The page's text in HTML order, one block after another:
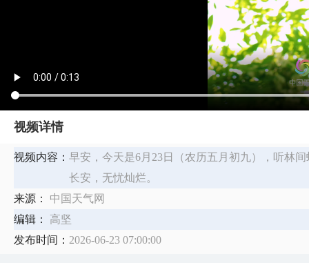
视频详情
视频内容： 早安，今天是6月23日（农历五月初九），听林
长安，无忧灿烂。
来源：
中国天气网
编辑：
高坚
发布时间： 2026-06-23 07:00:00